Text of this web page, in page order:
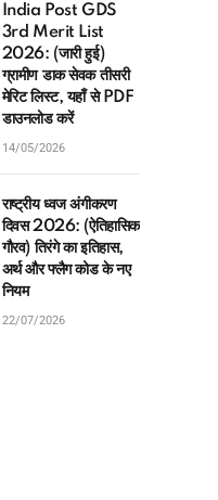
India Post GDS
3rd Merit List
2026: (जारी हुई)
ग्रामीण डाक सेवक तीसरी
मेरिट लिस्ट, यहाँ से PDF
डाउनलोड करें
14/05/2026
राष्ट्रीय ध्वज अंगीकरण
दिवस 2026: (ऐतिहासिक
गौरव) तिरंगे का इतिहास,
अर्थ और फ्लैग कोड के नए
नियम
22/07/2026